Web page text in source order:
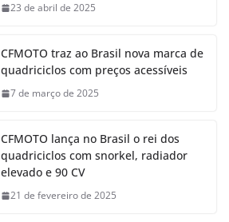
23 de abril de 2025
CFMOTO traz ao Brasil nova marca de
quadriciclos com preços acessíveis
7 de março de 2025
CFMOTO lança no Brasil o rei dos
quadriciclos com snorkel, radiador
elevado e 90 CV
21 de fevereiro de 2025